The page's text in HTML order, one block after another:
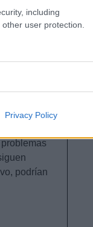
including
user protection.
Privacy Policy
podrían